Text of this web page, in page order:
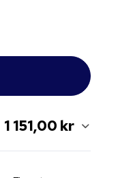
1 151,00 kr